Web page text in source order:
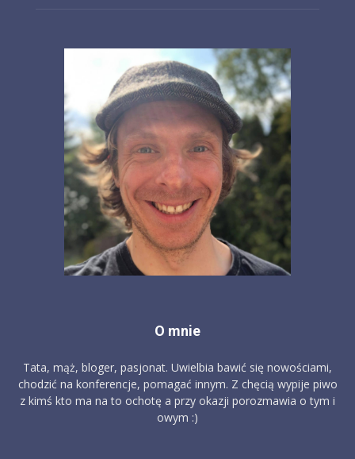
O mnie
Tata, mąż, bloger, pasjonat. Uwielbia bawić się nowościami,
chodzić na konferencje, pomagać innym. Z chęcią wypije piwo
z kimś kto ma na to ochotę a przy okazji porozmawia o tym i
owym :)